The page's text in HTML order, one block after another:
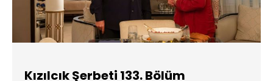
Kızılcık Şerbeti 133. Bölüm